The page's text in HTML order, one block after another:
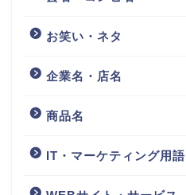
お笑い・ネタ
企業名・店名
商品名
IT・マーケティング用語